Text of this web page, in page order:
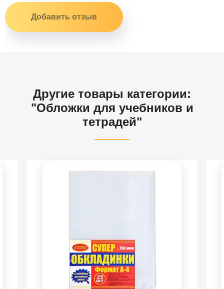
Другие товары категории:
"Обложки для учебников и
тетрадей"